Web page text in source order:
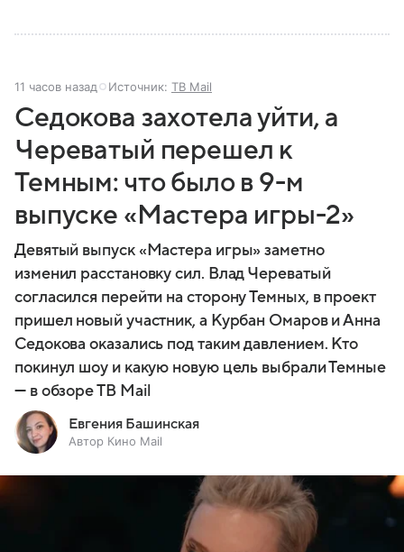
11 часов назад Источник: ТВ Mail
Седокова захотела уйти, а
Череватый перешел к
Темным: что было в 9-м
выпуске «Мастера игры-2»
Девятый выпуск «Мастера игры» заметно
изменил расстановку сил. Влад Череватый
согласился перейти на сторону Темных, в проект
пришел новый участник, а Курбан Омаров и Анна
Седокова оказались под таким давлением. Кто
покинул шоу и какую новую цель выбрали Темные
— в обзоре ТВ Mail
Евгения Башинская
Автор Кино Mail